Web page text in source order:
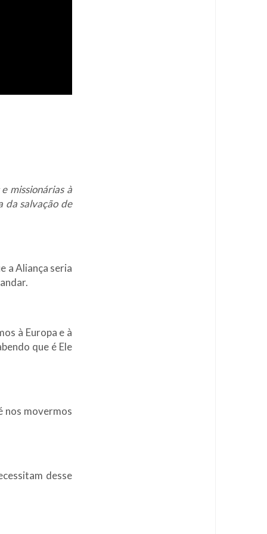
missionárias à
da salvação de
a Aliança seria
à Europa e à
que é Ele
nos movermos
desse